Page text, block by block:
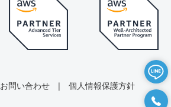
お問い合わせ | 個人情報保護方針